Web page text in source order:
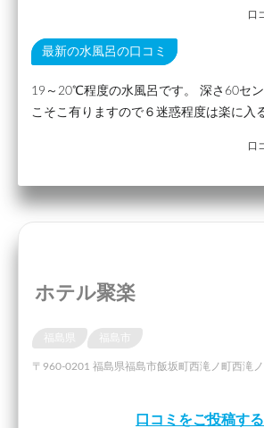
口
最新の水風呂の口コミ
19～20℃程度の水風呂です。 深さ60セ
こそこ有りますので６迷惑程度は楽に入
口
ホテル聚楽
〒960-0201 福島県福島市飯坂町西滝ノ町西滝ノ
口コミをご投稿する